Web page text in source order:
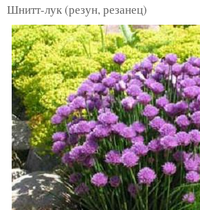
Шнитт-лук (резун, резанец)